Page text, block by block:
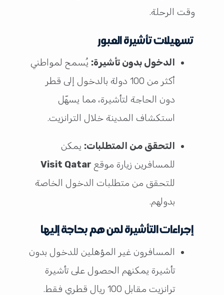
وقت الرحلة.
تسهيلات تأشيرة العبور
الدخول بدون تأشيرة: يُسمح لمواطني
أكثر من 100 دولة بالدخول إلى قطر
دون الحاجة لتأشيرة، مما يسهّل
استكشاف المدينة خلال الترانزيت.
التحقق من المتطلبات: يمكن
للمسافرين زيارة موقع Visit Qatar
للتحقق من متطلبات الدخول الخاصة
بدولهم.
إجراءات التأشيرة لمن هم بحاجة إليها
المسافرون غير المؤهلين للدخول بدون
تأشيرة يمكنهم الحصول على تأشيرة
ترانزيت مقابل 100 ريال قطري فقط.